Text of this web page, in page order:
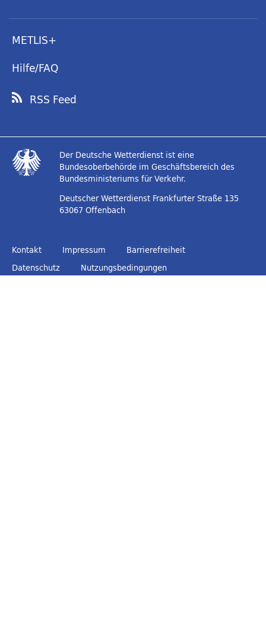
METLIS+
Hilfe/FAQ
RSS Feed
Der Deutsche Wetterdienst ist eine
Bundesoberbehörde im Geschäftsbereich des
Bundesministeriums für Verkehr.
Deutscher Wetterdienst Frankfurter Straße 135
63067 Offenbach
Kontakt Impressum
Barrierefreiheit
Datenschutz
Nutzungsbedingungen